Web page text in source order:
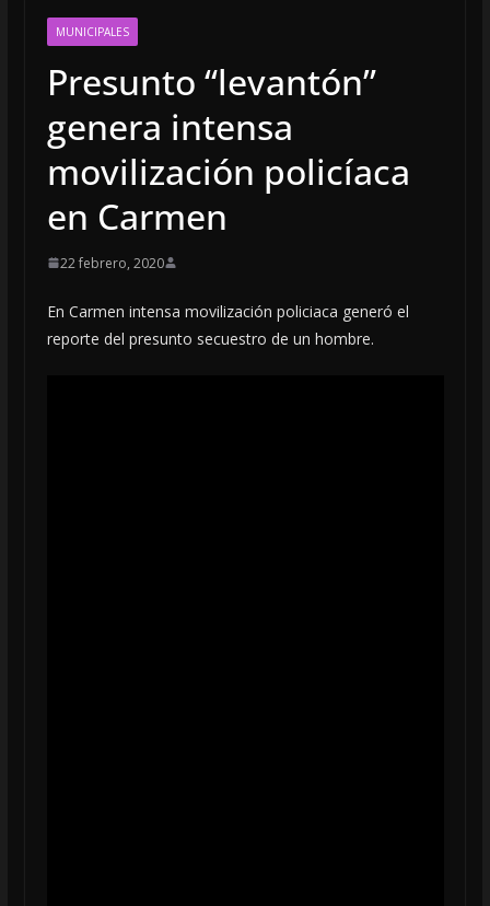
MUNICIPALES
Presunto “levantón”
genera intensa
movilización policíaca
en Carmen
22 febrero, 2020
En Carmen intensa movilización policiaca generó el
reporte del presunto secuestro de un hombre.